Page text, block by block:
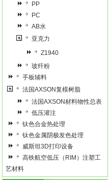
PP
PC
AB水
亚克力
Z1940
玻纤粉
手板辅料
法国AXSON复模树脂
法国AXSON材料物性总表
低压灌注
钛色合金热处理
钛色金属阴极发色处理
威斯坦3D打印设备
高铁航空低压（RIM）注塑工
艺材料